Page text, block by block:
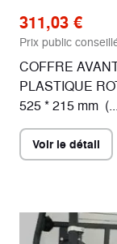
311,03 €
Prix public
COFFRE
PLASTIQUE
525 * 215 mm
Voir le détail